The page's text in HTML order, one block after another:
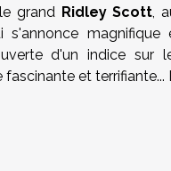
grand Ridley Scott,
s'annonce
d'un indice
et